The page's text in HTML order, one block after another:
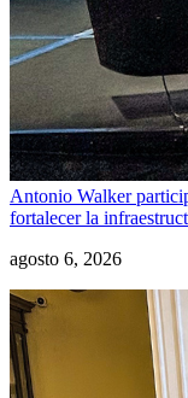
Antonio Walker
fortalecer la
agosto 6, 2026